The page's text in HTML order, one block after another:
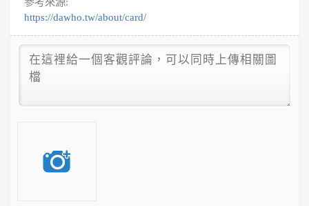
https://dawho.tw/about/card/